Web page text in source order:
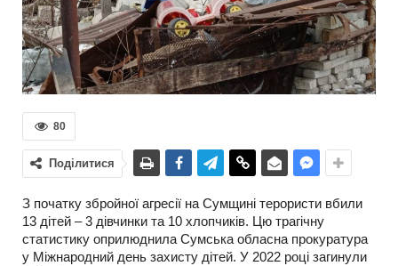
80
Поділитися
З початку збройної агресії на Сумщині терористи вбили
13 дітей – 3 дівчинки та 10 хлопчиків. Цю трагічну
статистику оприлюднила Сумська обласна прокуратура
у Міжнародний день захисту дітей. У 2022 році загинули